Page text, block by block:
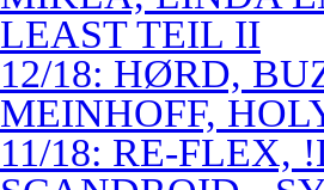
LEAST TEIL II
12/18: HØRD,
MEINHOFF,
11/18: RE-FLEX,